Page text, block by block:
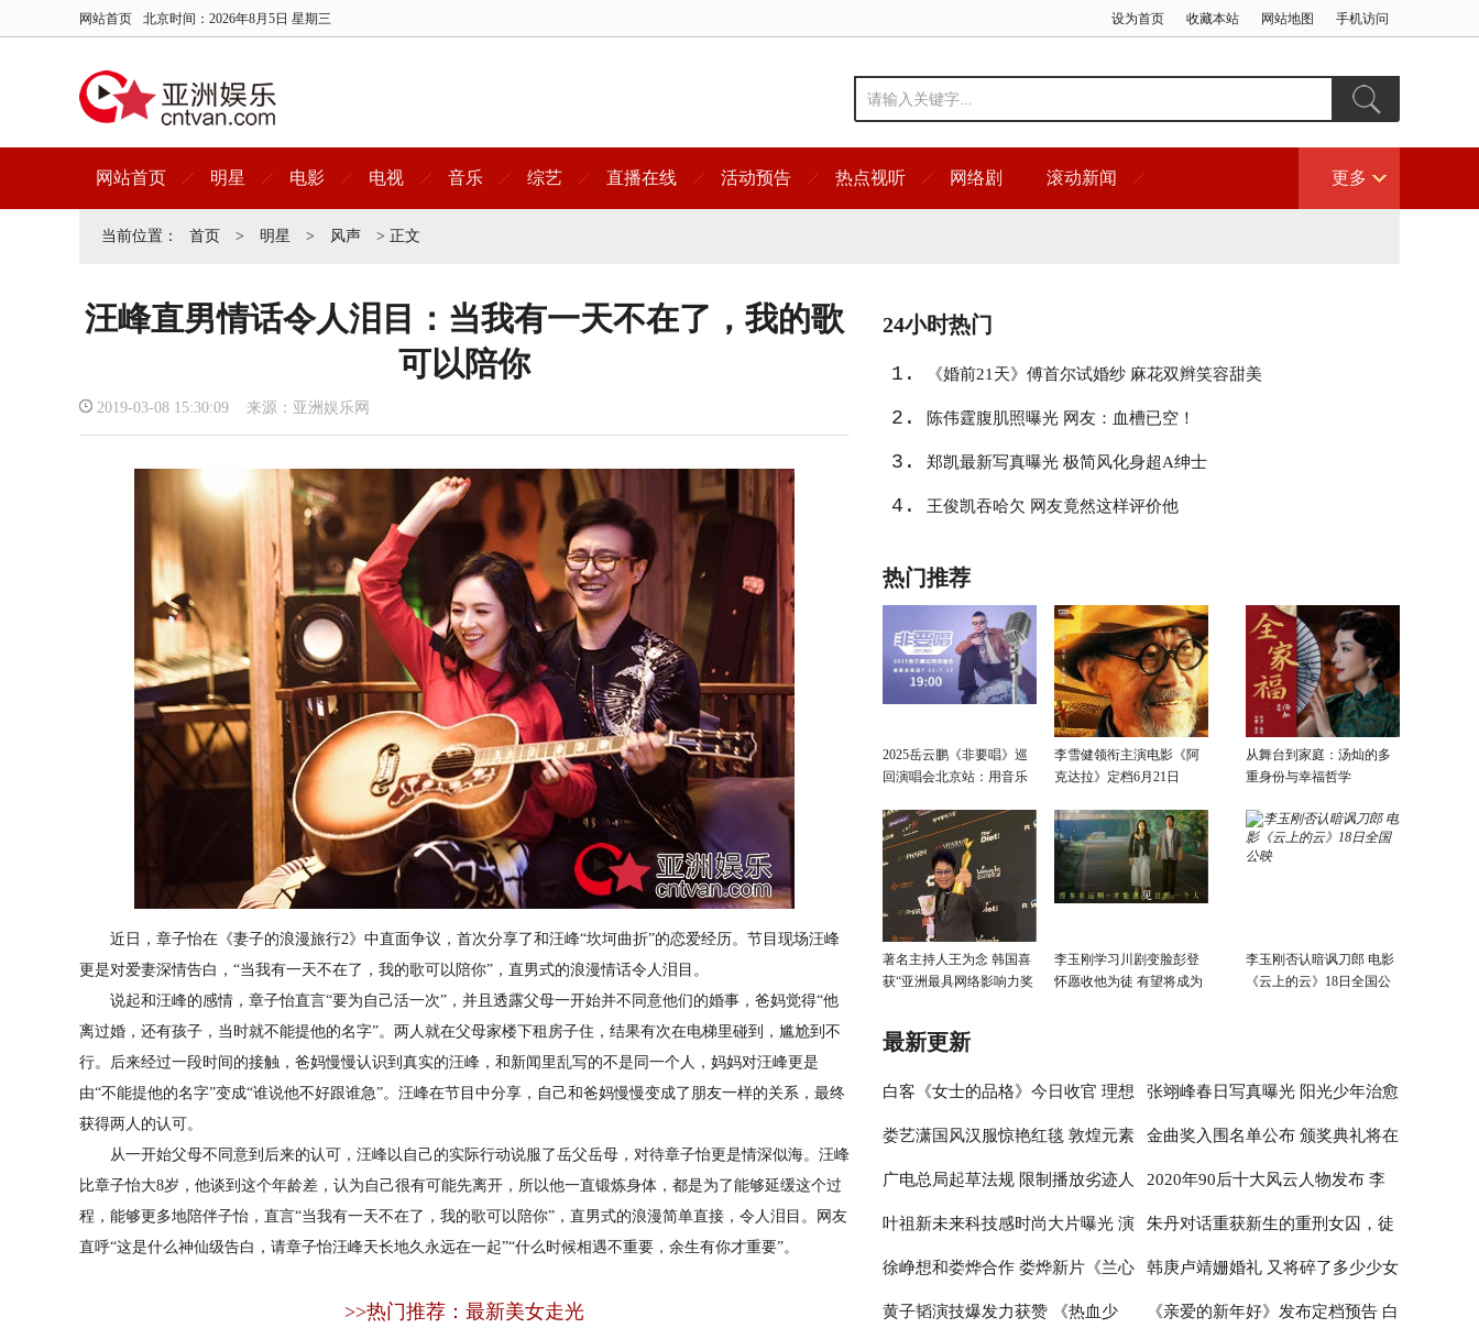
网站首页 北京时间： 2026年8月5日 星期三 设为首页 收藏本站 网站地图 手机访问
网站首页 明星 电影 电视 音乐 综艺 直播在线 活动预告 热点视听 网络剧 滚动新闻 更多
当前位置： 首页 > 明星 > 风声 > 正文
汪峰直男情话令人泪目：当我有一天不在了，我的歌
可以陪你
2019-03-08 15:30:09 来源：亚洲娱乐网
近日，章子怡在《妻子的浪漫旅行2》中直面争议，首次分享了和汪峰“坎坷曲折”的恋爱经历。节目现场汪峰
更是对爱妻深情告白，“当我有一天不在了，我的歌可以陪你”，直男式的浪漫情话令人泪目。
说起和汪峰的感情，章子怡直言“要为自己活一次”，并且透露父母一开始并不同意他们的婚事，爸妈觉得“他
离过婚，还有孩子，当时就不能提他的名字”。两人就在父母家楼下租房子住，结果有次在电梯里碰到，尴尬到不
行。后来经过一段时间的接触，爸妈慢慢认识到真实的汪峰，和新闻里乱写的不是同一个人，妈妈对汪峰更是
由“不能提他的名字”变成“谁说他不好跟谁急”。汪峰在节目中分享，自己和爸妈慢慢变成了朋友一样的关系，最终
获得两人的认可。
从一开始父母不同意到后来的认可，汪峰以自己的实际行动说服了岳父岳母，对待章子怡更是情深似海。汪峰
比章子怡大8岁，他谈到这个年龄差，认为自己很有可能先离开，所以他一直锻炼身体，都是为了能够延缓这个过
程，能够更多地陪伴子怡，直言“当我有一天不在了，我的歌可以陪你”，直男式的浪漫简单直接，令人泪目。网友
直呼“这是什么神仙级告白，请章子怡汪峰天长地久永远在一起”“什么时候相遇不重要，余生有你才重要”。
>>热门推荐：最新美女走光
24小时热门
1. 《婚前21天》傅首尔试婚纱 麻花双辫笑容甜美
2. 陈伟霆腹肌照曝光 网友：血槽已空！
3. 郑凯最新写真曝光 极简风化身超A绅士
4. 王俊凯吞哈欠 网友竟然这样评价他
热门推荐
2025岳云鹏《非要唱》巡
回演唱会北京站：用音乐
李雪健领衔主演电影《阿
克达拉》定档6月21日
从舞台到家庭：汤灿的多
重身份与幸福哲学
著名主持人王为念 韩国喜
获“亚洲最具网络影响力奖
李玉刚学习川剧变脸彭登
怀愿收他为徒 有望将成为
李玉刚否认暗讽刀郎 电影
《云上的云》18日全国公
最新更新
白客《女士的品格》今日收官 理想
伴侣程梁温暖治愈
张翊峰春日写真曝光 阳光少年治愈
感满满
娄艺潇国风汉服惊艳红毯 敦煌元素
彰显时尚包容性
金曲奖入围名单公布 颁奖典礼将在
台北小巨蛋举行
广电总局起草法规 限制播放劣迹人
员参与的节目
2020年90后十大风云人物发布 李
子柒居首李佳琦辛有志纷纷入围
叶祖新未来科技感时尚大片曝光 演
绎春日太阳男神
朱丹对话重获新生的重刑女囚，徒
步20公里亲历深山医疗
徐峥想和娄烨合作 娄烨新片《兰心
大剧院》却宣布撤档
韩庚卢靖姗婚礼 又将碎了多少少女
的心
黄子韬演技爆发力获赞 《热血少 《亲爱的新年好》发布定档预告 白